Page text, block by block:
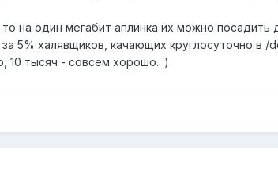
на один мегабит аплинка их можно
5% халявщиков, качающих круглосуточно
10 тысяч - совсем хорошо. :)